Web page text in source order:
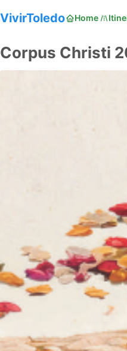
VivirToledo Home
Corpus Christi